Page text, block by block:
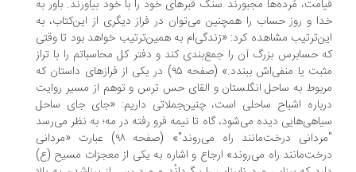
مُرده‌ها مجبورند سنگ قبرهای خود را با خود بیاورند. باور به
و روز حساب را همچنین می‌توان در فراز دیگری از این‌کتاب، به
مشاهده کرد: «زندگی‌ام به همین‌ترتیب خواهد بود تا وقتی
حسابرس بزرگ آن را جمع‌بندی کند و دفتر کل محاسباتم را با تراز
مثبت یا منفی‌اش ببندد.» (صفحه ۹۵) در یکی از فرازهای داستان که
به ساحل انگلستان و القای حس ترس و توهم از مسیر روایت
اشباح ساحلی است، چنین‌جملاتی داریم: «جای جای ساحل
دیده می‌شود، گاه تا نیمه فرو رفته در مه؛ به نظر می‌رسد
"مردانی درخت‌مانند راه می‌روند"» (صفحه ۹۸) عبارت «مردانی
راه می‌روند» ارجاع و اشاره به یکی از معجزات مسیح (ع)